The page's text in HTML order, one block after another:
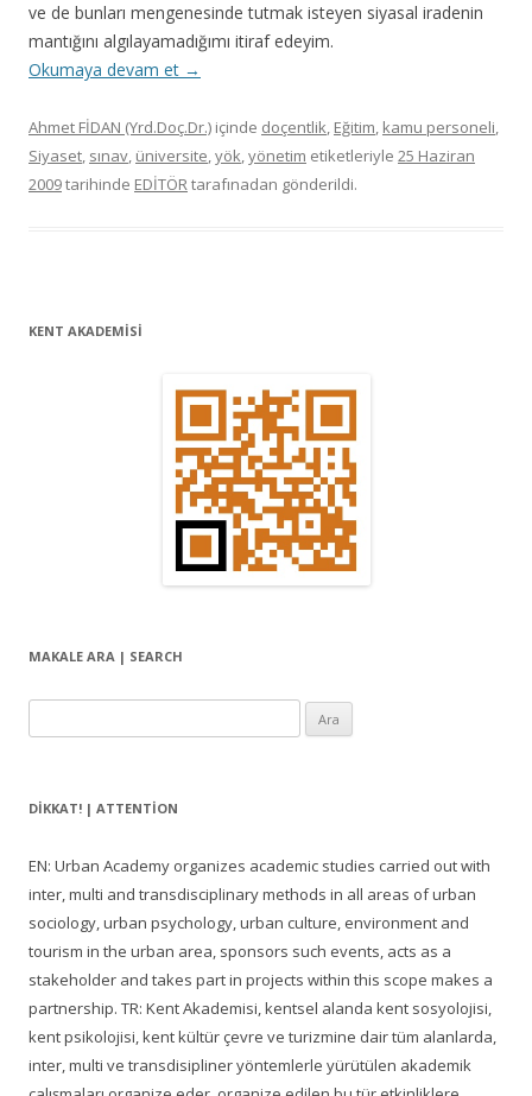
ve de bunları mengenesinde tutmak isteyen siyasal iradenin
mantığını algılayamadığımı itiraf edeyim.
Okumaya devam et →
Ahmet FİDAN (Yrd.Doç.Dr.) içinde doçentlik, Eğitim, kamu personeli,
Siyaset, sınav, üniversite,yök,yönetim etiketleriyle 25 Haziran
2009tarihinde EDİTÖRtarafınadan gönderildi.
KENT AKADEMİSİ
MAKALE ARA | SEARCH
DIKKAT! | ATTENTION
EN: Urban Academy organizes academic studies carried out with
inter, multi and transdisciplinary methods in all areas of urban
sociology, urban psychology, urban culture, environment and
tourism in the urban area, sponsors such events, acts as a
stakeholder and takes part in projects within this scope makes a
partnership. TR: Kent Akademisi, kentsel alanda kent sosyolojisi,
kent psikolojisi, kent kültür çevre ve turizmine dair tüm alanlarda,
inter, multi ve transdisipliner yöntemlerle yürütülen akademik